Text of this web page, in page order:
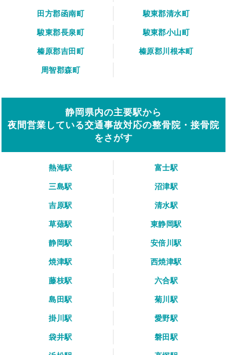
田方郡函南町
駿東郡清水町
駿東郡長泉町
駿東郡小山町
榛原郡吉田町
榛原郡川根本町
周智郡森町
静岡県内の主要駅から
夜間営業している交通事故対応の整骨院・接骨院
をさがす
熱海駅
富士駅
三島駅
沼津駅
吉原駅
清水駅
草薙駅
東静岡駅
静岡駅
安倍川駅
焼津駅
西焼津駅
藤枝駅
六合駅
島田駅
菊川駅
掛川駅
愛野駅
袋井駅
磐田駅